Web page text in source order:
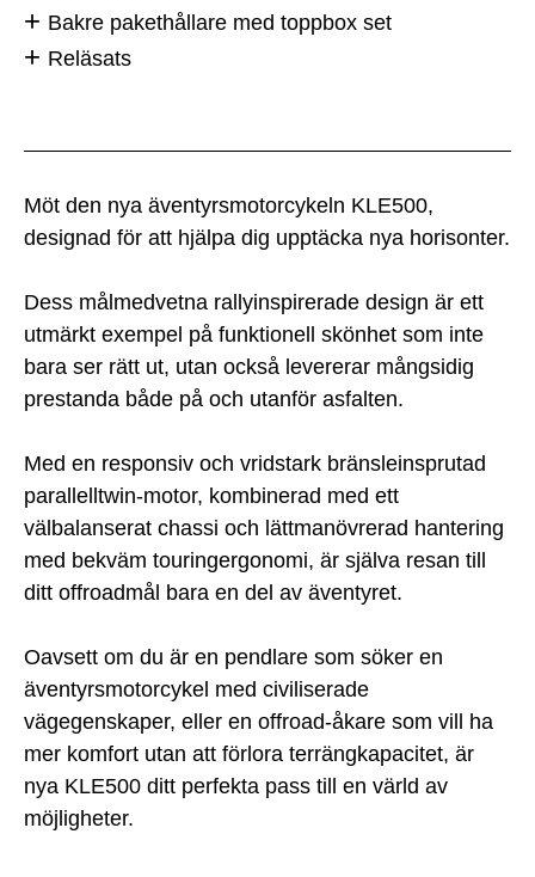
Möt den nya äventyrsmotorcykeln KLE500,
designad för att hjälpa dig upptäcka nya horisonter.
Dess målmedvetna rallyinspirerade design är ett
utmärkt exempel på funktionell skönhet som inte
bara ser rätt ut, utan också levererar mångsidig
prestanda både på och utanför asfalten.
Med en responsiv och vridstark bränsleinsprutad
parallelltwin-motor, kombinerad med ett
välbalanserat chassi och lättmanövrerad hantering
med bekväm touringergonomi, är själva resan till
ditt offroadmål bara en del av äventyret.
Oavsett om du är en pendlare som söker en
äventyrsmotorcykel med civiliserade
vägegenskaper, eller en offroad-åkare som vill ha
mer komfort utan att förlora terrängkapacitet, är
nya KLE500 ditt perfekta pass till en värld av
möjligheter.
Bakre pakethållare med toppbox set
Reläsats